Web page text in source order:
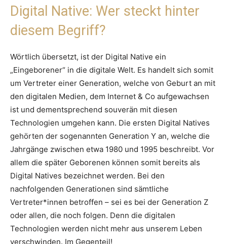
Digital Native: Wer steckt hinter
diesem Begriff?
Wörtlich übersetzt, ist der Digital Native ein
„Eingeborener“ in die digitale Welt. Es handelt sich somit
um Vertreter einer Generation, welche von Geburt an mit
den digitalen Medien, dem Internet & Co aufgewachsen
ist und dementsprechend souverän mit diesen
Technologien umgehen kann. Die ersten Digital Natives
gehörten der sogenannten Generation Y an, welche die
Jahrgänge zwischen etwa 1980 und 1995 beschreibt. Vor
allem die später Geborenen können somit bereits als
Digital Natives bezeichnet werden. Bei den
nachfolgenden Generationen sind sämtliche
Vertreter*innen betroffen – sei es bei der Generation Z
oder allen, die noch folgen. Denn die digitalen
Technologien werden nicht mehr aus unserem Leben
verschwinden. Im Gegenteil!